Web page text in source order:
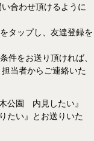
合わせ頂けるように
タップし、友達登録を
件をお送り頂ければ、
当者からご連絡いた
公園 内見したい』
たい』とお送りいた